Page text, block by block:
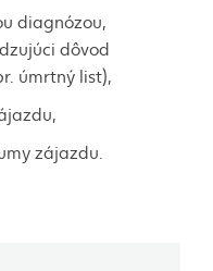
diagnózou,
dôvod
úmrtný list),
zájazdu.